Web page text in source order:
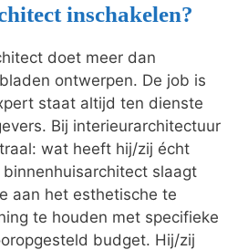
inschakelen?
doet meer dan
ontwerpen. De job is
staat altijd ten dienste
Bij interieurarchitectuur
wat heeft hij/zij écht
binnenhuisarchitect slaagt
aan het esthetische te
te houden met specifieke
budget. Hij/zij